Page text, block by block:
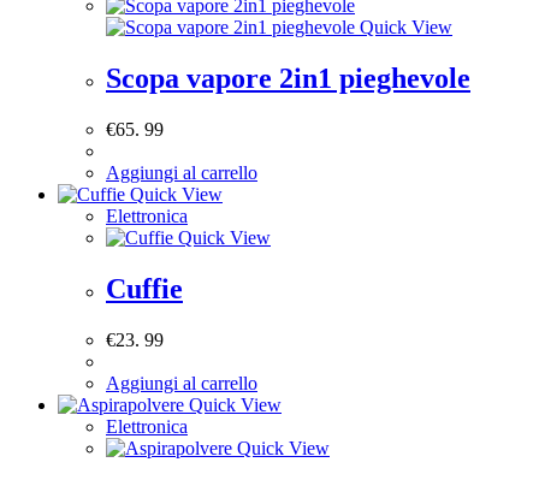
Quick View
Scopa vapore 2in1 pieghevole
€65. 99
Aggiungi al carrello
Quick View
Elettronica
Quick View
Cuffie
€23. 99
Aggiungi al carrello
Quick View
Elettronica
Quick View